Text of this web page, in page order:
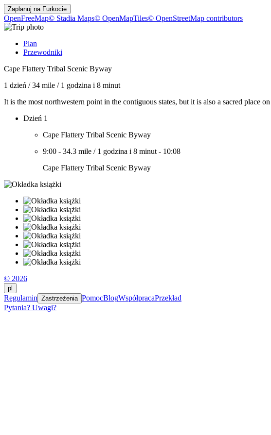
Zaplanuj na Furkocie
OpenFreeMap© Stadia Maps© OpenMapTiles© OpenStreetMap contributors
Plan
Przewodniki
Cape Flattery Tribal Scenic Byway
1 dzień /34 mile / 1 godzina i 8 minut
It is the most northwestern point in the contiguous states, but it is also a sacred place
Dzień 1
Cape Flattery Tribal Scenic Byway
9:00 - 34.3 mile / 1 godzina i 8 minut - 10:08
Cape Flattery Tribal Scenic Byway
© 2026
pl
Regulamin Zastrzeżenia PomocBlogWspółpracaPrzekład
Pytania? Uwagi?